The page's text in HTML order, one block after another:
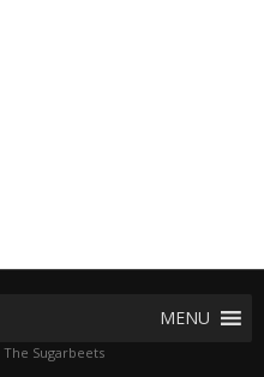
MENU
Sugarbeets